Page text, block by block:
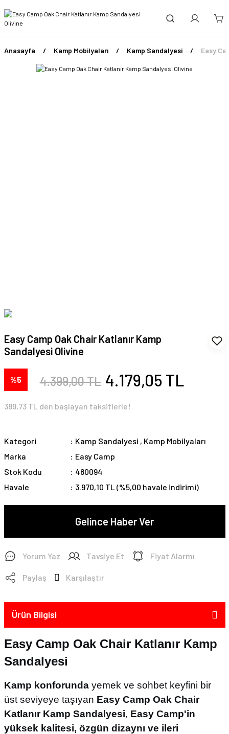
Anasayfa Kamp Mobilyaları Kamp Sandalyesi Easy
Easy Camp Oak Chair Katlanır Kamp
Sandalyesi Olivine
%5 4.399,00 TL 4.179,05 TL
389,73 TL den başlayan taksitlerle!
Kategori Kamp Sandalyesi , Kamp Mobilyaları
Marka
Easy Camp
Stok Kodu
480094
Havale
3.970,10 TL (%5,00 havale indirimi)
Gelince Haber Ver
Yorum Yaz Tavsiye Et Fiyat Alarmı
Paylaş Karşılaştır
Ürün Bilgisi
Easy Camp Oak Chair Katlanır Kamp
Sandalyesi
Kamp konforundayemek ve sohbet keyfini bir
üst seviyeye taşıyan Easy Camp Oak Chair
Katlanır Kamp Sandalyesi, Easy Camp'in
yüksek kalitesi, özgün dizaynı ve ileri